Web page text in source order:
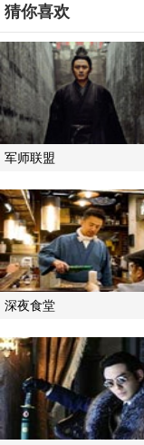
猜你喜欢
军师联盟
深夜食堂